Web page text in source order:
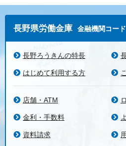
長野県労働金庫 金融機関コー
長野ろうきんの特長
はじめて利用する方
店舗・ATM
金利・手数料
資料請求